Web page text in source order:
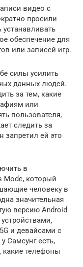
видео с
просили
обеспечение для
или записей игр.
силы усилить
данных людей.
за тем, какие
или
пользователя,
следить за
запретил ей это
в
Mode, который
человеку в
значительная
версию Android
и девайсами с
Самсунг есть,
какие телефоны